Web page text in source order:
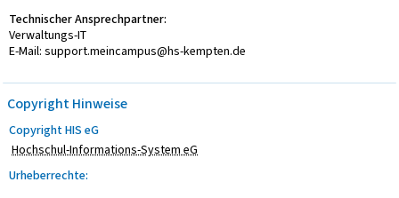
Technischer Ansprechpartner:
Verwaltungs-IT
E-Mail: support.meincampus@hs-kempten.de
Copyright Hinweise
Copyright HIS eG
Hochschul-Informations-System eG
Urheberrechte: